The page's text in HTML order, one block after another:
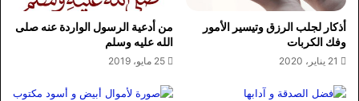
أذكار لجلب الرزق وتيسير الأمور
وفك الكربات
21 يناير، 2020
من أدعية الرسول الواردة عنه صلى
الله عليه وسلم
25 مايو، 2019